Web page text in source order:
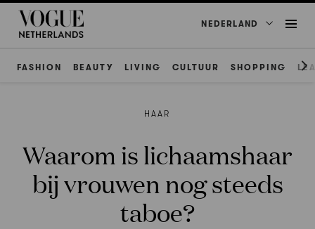
NEDERLAND
FASHION BEAUTY LIVING CULTUUR SHOPPING
HAAR
Waarom is lichaamshaar
bij vrouwen nog steeds
taboe?